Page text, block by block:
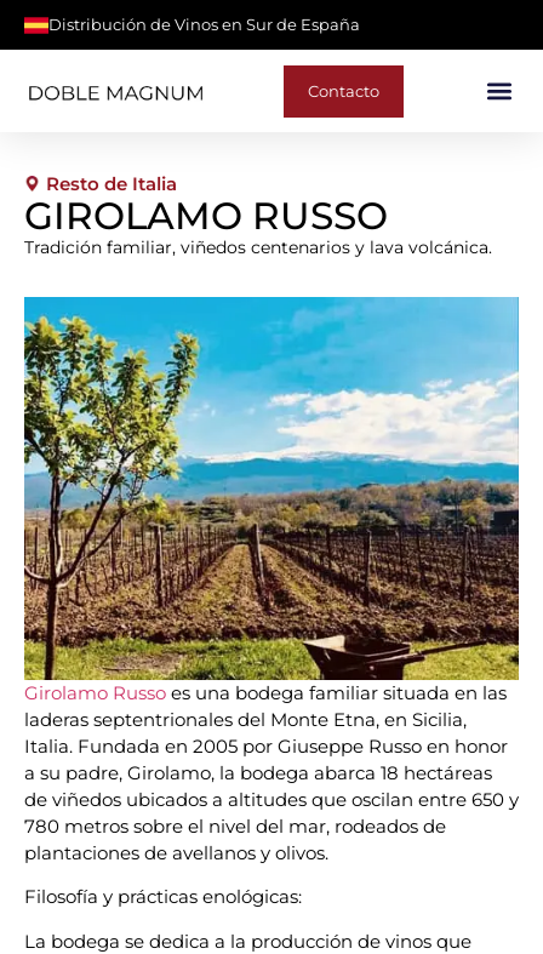
Distribución de Vinos en Sur de España
Contacto
Resto de Italia
GIROLAMO RUSSO
Tradición familiar, viñedos centenarios y lava volcánica.
Girolamo Russo es una bodega familiar situada en las
laderas septentrionales del Monte Etna, en Sicilia,
Italia. Fundada en 2005 por Giuseppe Russo en honor
a su padre, Girolamo, la bodega abarca 18 hectáreas
de viñedos ubicados a altitudes que oscilan entre 650 y
780 metros sobre el nivel del mar, rodeados de
plantaciones de avellanos y olivos.
Filosofía y prácticas enológicas:
La bodega se dedica a la producción de vinos que